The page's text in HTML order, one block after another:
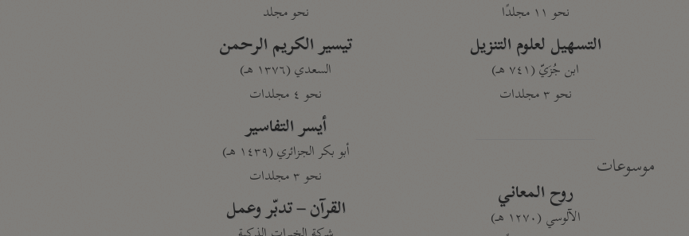
نحو ١١ مجلدًا
التسهيل لعلوم التنزيل
ابن جُزَيّ (٧٤١ هـ)
نحو ٣ مجلدات
موسوعات
روح المعاني
الآلوسي (١٢٧٠ هـ)
نحو مجلد
تيسير الكريم الرحمن
السعدي (١٣٧٦ هـ)
نحو ٤ مجلدات
أيسر التفاسير
أبو بكر الجزائري (١٤٣٩ هـ)
نحو ٣ مجلدات
القرآن – تدبّر وعمل